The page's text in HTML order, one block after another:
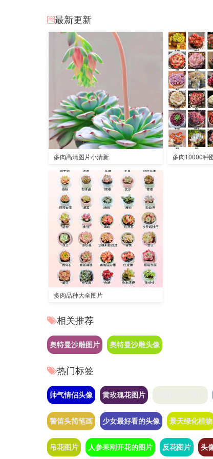
最新更新
多肉高清图片小清新 多肉10000种
多肉品种大全图片
相关推荐
奥特曼沙雕图片 奥特曼沙雕头像
热门标签
帅气情侣头像 黄玫瑰花图片
警笛头简笔画 少女最好看的头像 景天绿化植物
吊花图片 人参果刚开花的图片 反花图片 头